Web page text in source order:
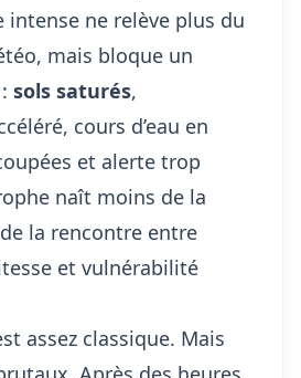
intense ne relève plus du
mais bloque un
sols saturés,
cours d’eau en
et alerte trop
naît moins de la
la rencontre entre
et vulnérabilité
assez classique. Mais